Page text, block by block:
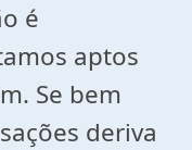
é
aptos
Se bem
deriva